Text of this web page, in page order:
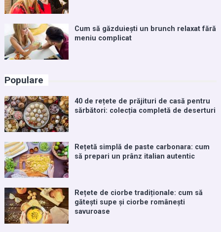
Cum să găzduiești un brunch relaxat fără
meniu complicat
Populare
40 de rețete de prăjituri de casă pentru
sărbători: colecția completă de deserturi
Rețetă simplă de paste carbonara: cum
să prepari un prânz italian autentic
Rețete de ciorbe tradiționale: cum să
gătești supe și ciorbe românești
savuroase